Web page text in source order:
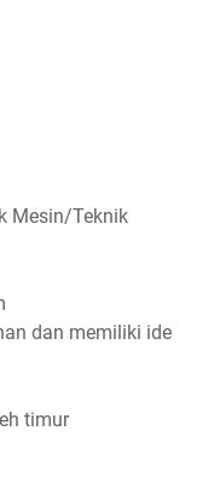
Mesin/Teknik
dan memiliki ide
timur